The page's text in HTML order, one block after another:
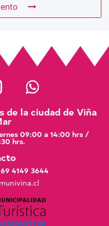
de la ciudad de Viña
09:00 a 14:00 hrs /
hrs.
4149 3644